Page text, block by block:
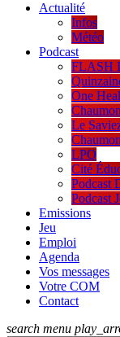
Actualité
Infos
Météo
Podcast
FLASH
One
Le
LPO
Cité
Podcast
Podcast
Emissions
Jeu
Emploi
Agenda
Vos messages
Votre COM
Contact
search menu